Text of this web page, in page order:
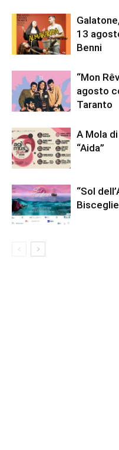
13
Benni
“Mon
agosto
Taranto
A Mola
“Aida”
“Sol
Bisceglie